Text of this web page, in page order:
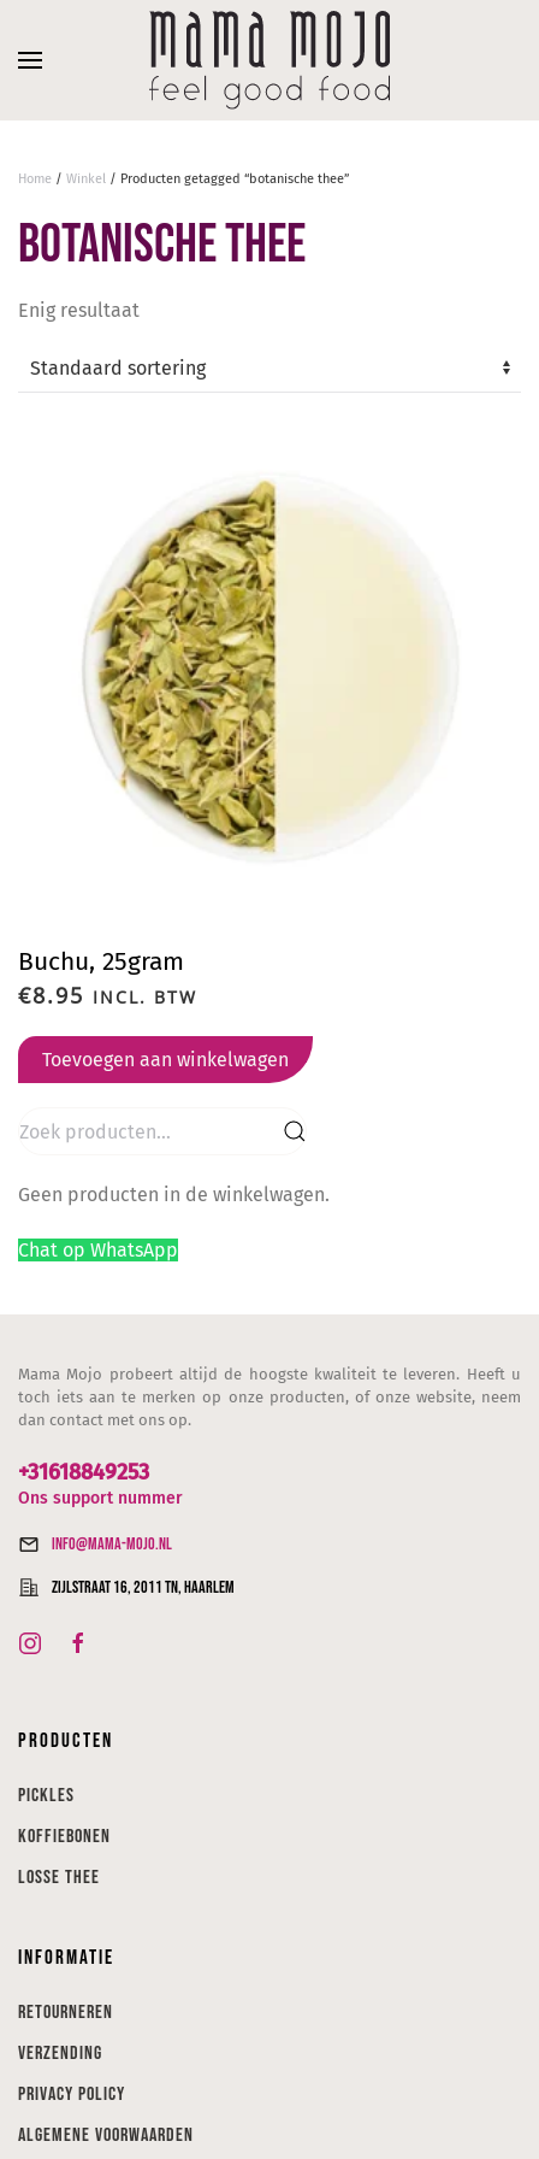
Overslaan en naar de inhoud gaan
Home / Winkel / Producten getagged “botanische thee”
botanische thee
Enig resultaat
Buchu, 25gram
€8.95 INCL. BTW
Toevoegen aan winkelwagen
Zoeken
Geen producten in de winkelwagen.
Chat op WhatsApp
Mama Mojo probeert altijd de hoogste kwaliteit te leveren. Heeft u
toch iets aan te merken op onze producten, of onze website, neem
dan contact met ons op.
+31618849253
Ons support nummer
info@mama-mojo.nl
Zijlstraat 16, 2011 TN, Haarlem
Producten
Pickles
Koffiebonen
Losse thee
Informatie
Retourneren
Verzending
Privacy Policy
Algemene voorwaarden